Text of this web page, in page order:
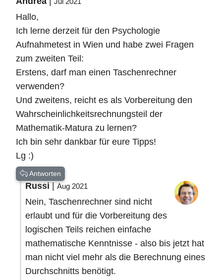
Hallo,
Ich lerne derzeit für den Psychologie
Aufnahmetest in Wien und habe zwei Fragen
zum zweiten Teil:
Erstens, darf man einen Taschenrechner
verwenden?
Und zweitens, reicht es als Vorbereitung den
Wahrscheinlichkeitsrechnungsteil der
Mathematik-Matura zu lernen?
Ich bin sehr dankbar für eure Tipps!
Lg :)
Antworten
Russi|Aug 2021
Nein, Taschenrechner sind nicht
erlaubt und für die Vorbereitung des
logischen Teils reichen einfache
mathematische Kenntnisse - also bis jetzt hat
man nicht viel mehr als die Berechnung eines
Durchschnitts benötigt.